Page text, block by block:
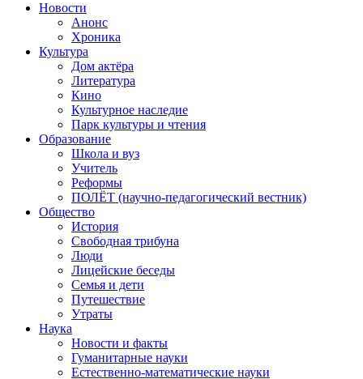
Новости
Анонс
Хроника
Культура
Дом актёра
Литература
Кино
Культурное наследие
Парк культуры и чтения
Образование
Школа и вуз
Учитель
Реформы
ПОЛЁТ (научно-педагогический вестник)
Общество
История
Свободная трибуна
Люди
Лицейские беседы
Семья и дети
Путешествие
Утраты
Наука
Новости и факты
Гуманитарные науки
Естественно-математические науки